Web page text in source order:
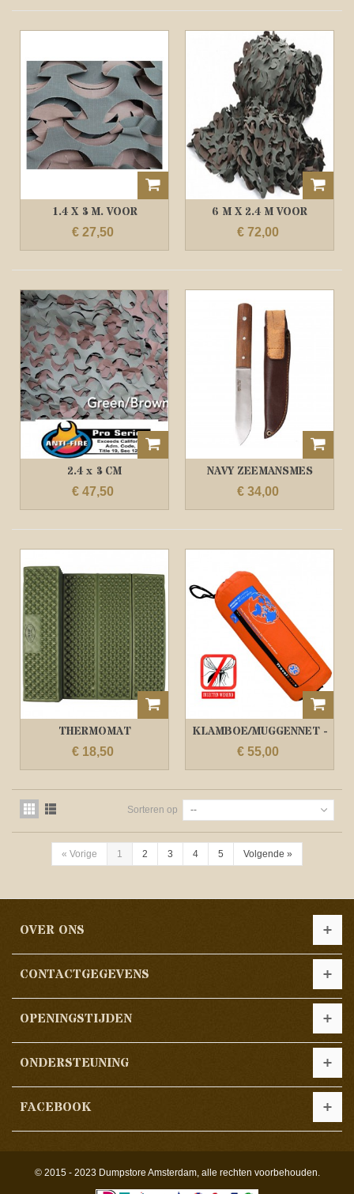
1.4 X 3 M. VOOR
BUITEN...
€ 27,50
6 M X 2.4 M VOOR
BUITEN WOODLAND...
€ 72,00
2.4 x 3 CM
VUURVERTRAGEND...
€ 47,50
NAVY ZEEMANSMES
€ 34,00
THERMOMAT
OPVOUWBAAR
€ 18,50
KLAMBOE/MUGGENNET -
TROPENPROOF...
€ 55,00
Sorteren op --
« Vorige 1 2 3 4 5 Volgende »
OVER ONS
CONTACTGEGEVENS
OPENINGSTIJDEN
ONDERSTEUNING
FACEBOOK
© 2015 - 2023 Dumpstore Amsterdam, alle rechten voorbehouden.